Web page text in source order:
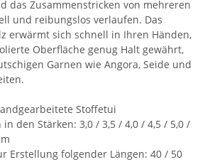
das Zusammenstricken von mehreren
und reibungslos verlaufen. Das
erwärmt sich schnell in Ihren Händen,
Oberfläche genug Halt gewährt,
Garnen wie Angora, Seide und
Stoffetui
den Stärken: 3,0 / 3,5 / 4,0 / 4,5 / 5,0 /
Erstellung folgender Längen: 40 / 50